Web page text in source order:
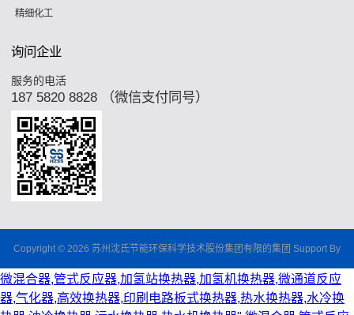
精细化工
询问企业
服务的电活
187 5820 8828 （微信支付同号）
Copyright © 2026 苏州沈氏节能环保科学技术股份集团有限的集团 Support By
微混合器,管式反应器,加氢站换热器,加氢机换热器,微通道反应
器,气化器,高效换热器,印刷电路板式换热器,热水换热器,水冷换